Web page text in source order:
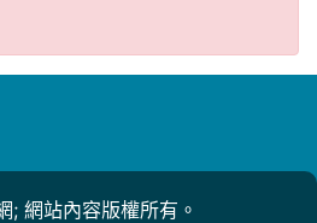
; 網站內容版權所有。